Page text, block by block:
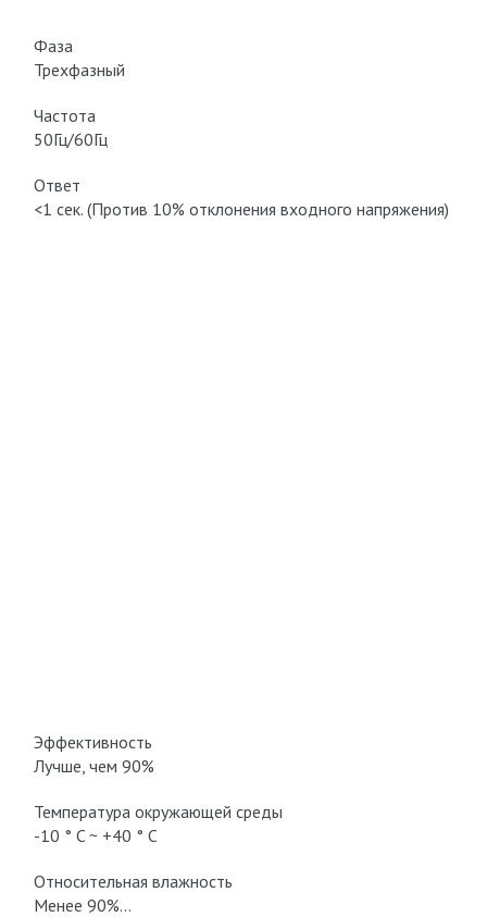
Фаза
Трехфазный
Частота
50Гц/60Гц
Ответ
<1 сек. (Против 10% отклонения входного напряжения)
Эффективность
Лучше, чем 90%
Температура окружающей среды
-10 ° C ~ +40 ° C
Относительная влажность
Менее 90%…